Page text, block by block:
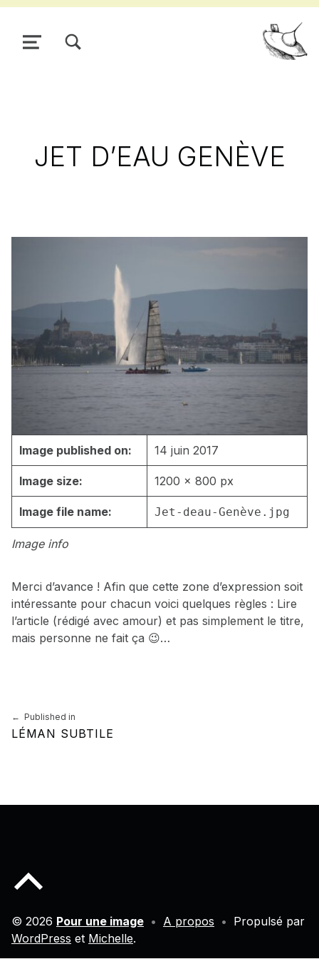
Pour
MENU
JET D’EAU GENÈVE
Image info
Image published on: 14 juin 2017
Image size: 1200 × 800 px
Image file name: Jet-deau-Genève.jpg
Merci d’avance ! Afin que cette zone d’expression soit
intéressante pour chacun voici quelques règles : Lire
l’article (rédigé avec amour) et pas simplement le titre,
mais personne ne fait ça 😉…
Skip back to main navigation
Navigation de l’article
Published in
LÉMAN SUBTILE
© 2026 Pour une image • A propos • Propulsé par
WordPress et Michelle.